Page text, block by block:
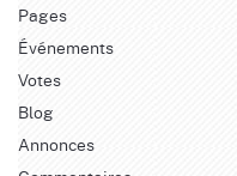
Pages
Événements
Votes
Blog
Annonces